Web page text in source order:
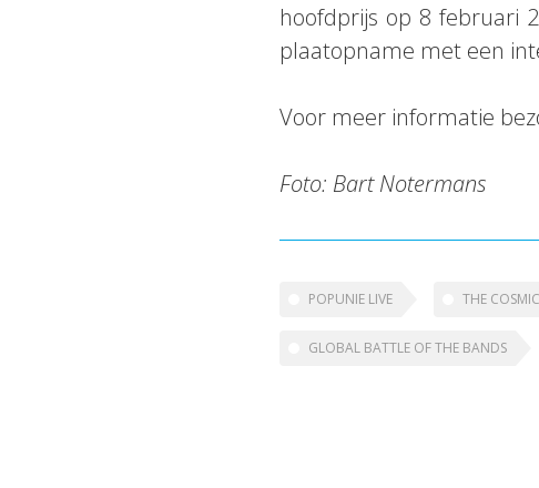
hoofdprijs op 8 februari
plaatopname met een
Voor meer informatie
Foto: Bart Notermans
POPUNIE LIVE THE
GLOBAL BATTLE OF THE BANDS